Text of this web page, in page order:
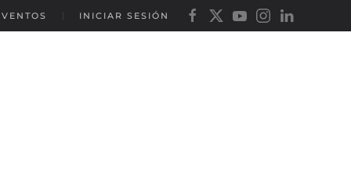
INICIAR SESIÓN